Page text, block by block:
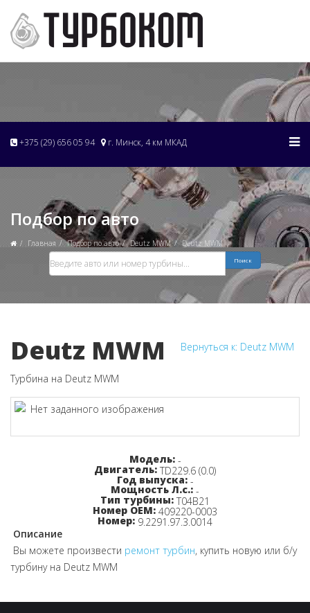
+375 (29) 656 05 94 г. Минск, 4 км МКАД
Подбор по авто
Главная Подбор по авто Deutz MWM Deutz MWM
Поиск
Вернуться к: Deutz MWM
Deutz MWM
Турбина на Deutz MWM
Узнайте цену!
Модель: -
Двигатель: TD229.6 (0.0)
Год выпуска: -
Мощность Л.с.: -
Тип турбины: T04B21
Номер OEM: 409220-0003
Номер: 9.2291.97.3.0014
Описание
Вы можете произвести ремонт турбин, купить новую или б/у
турбину на Deutz MWM